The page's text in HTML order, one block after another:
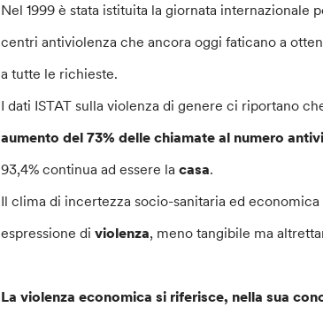
Nel 1999 è stata istituita la giornata internazionale
centri antiviolenza che ancora oggi faticano a
a tutte le richieste.
I dati ISTAT sulla violenza di genere ci riportano
aumento del 73% delle chiamate al numero
93,4% continua ad essere lacasa.
Il clima di incertezza socio-sanitaria ed
espressione diviolenza, meno tangibile ma
La violenza economica si riferisce, nella sua